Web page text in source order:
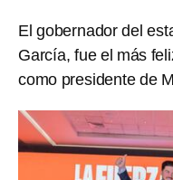
El gobernador del
García, fue el más
como presidente de